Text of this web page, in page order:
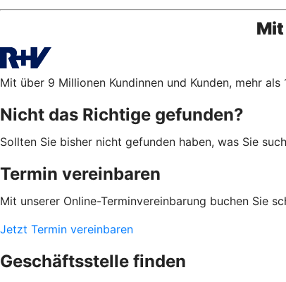
Mit über 9 Millionen Kundinnen und Kunden, mehr
Nicht das Richtige gefunden?
Sollten Sie bisher nicht gefunden haben, was Sie
Termin vereinbaren
Mit unserer Online-Terminvereinbarung buchen Sie
Jetzt Termin vereinbaren
Geschäftsstelle finden